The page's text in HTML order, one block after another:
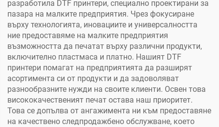
разработила DTF принтери, специално проектирани за
пазара на малките предприятия. Чрез фокусиране
върху технологията, иновациите и универсалността
ние предоставяме на малките предприятия
възможността да печатат върху различни продукти,
включително пластмаса и платно. Нашият DTF
принтери помагат на предприятията да разширят
асортимента си от продукти и да задоволяват
разнообразните нужди на своите клиенти. Освен това
висококачественият печат остава наш приоритет.
Това се допълва от ангажимента ни към предоставяне
на качествено следпродажбено обслужване, което